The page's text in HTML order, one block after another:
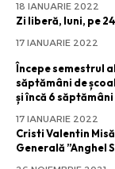
18 IANUARIE 2022
Zi liberă, luni, pe
17 IANUARIE 2022
Începe semestrul
săptămâni de
și încă 6
17 IANUARIE 2022
Cristi Valentin
Generală ”Anghel